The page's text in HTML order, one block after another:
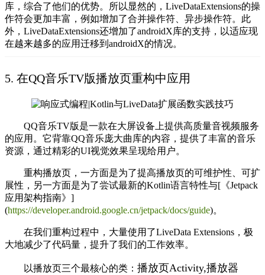
库，综合了他们的优势。所以显然的，LiveDataExtensions的操
作符会更加丰富，例如增加了合并操作符、异步操作符。此
外，LiveDataExtensions还增加了androidX库的支持，以适应现
在越来越多的应用迁移到androidX的情况。
5. 在QQ音乐TV版播放页重构中应用
QQ音乐TV版是一款在大屏设备上提供高质量音视频服务
的应用。它背靠QQ音乐庞大曲库的内容，提供了丰富的音乐
资源，通过精彩的UI视觉效果呈现给用户。
重构播放页，一方面是为了提高播放页的可维护性、可扩
展性，另一方面是为了尝试最新的Kotlin语言特性与[《Jetpack
应用架构指南》]
(https://developer.android.google.cn/jetpack/docs/guide)。
在我们重构过程中，大量使用了LiveData Extensions，极
大地减少了代码量，提升了我们的工作效率。
以播放页三个最核心的类： 播放页Activity,播放器